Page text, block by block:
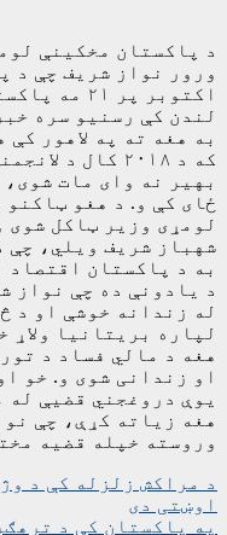
د پاکستان مخکینې
ورور نواز شریف چې د
اکتوبر پر
لندن کې رسنیو سره
به هغه ته په لاهور
که د ۲۰۱۸ کال
بهیر نه وای مات
ځای کې و.‌ د هغو
لومړی وزیر ټاکل شوی
شهباز شریف ویلي، چې
به د پاکستان اقتصاد
له زندانه خوشې او د
لپاره بریتانیا ولاړ
هغه د مالي‌ فساد د
او زندانی شوی و. خو
یوې دروغجني قضیې له
هغه زیاته کړې،‌ چې
وروسته خپله قضیه
ليکنه
چليدنه
اوښتی دی
په پاکستان کې د